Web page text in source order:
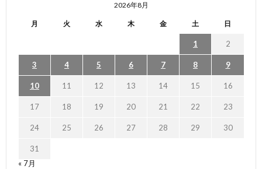
2026年8月
月 火 水 木 金 土 日
1 2
3 4 5 6 7 8 9
10 11 12 13 14 15 16
17 18 19 20 21 22 23
24 25 26 27 28 29 30
31
« 7月